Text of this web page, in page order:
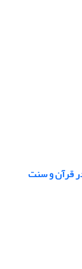
قرآن و سنت